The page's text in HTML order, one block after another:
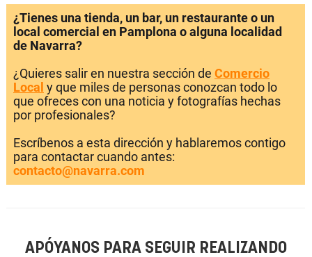
¿Tienes una tienda, un bar, un restaurante o un
local comercial en Pamplona o alguna localidad
de Navarra?
¿Quieres salir en nuestra sección de Comercio
Local y que miles de personas conozcan todo lo
que ofreces con una noticia y fotografías hechas
por profesionales?
Escríbenos a esta dirección y hablaremos contigo
para contactar cuando antes:
contacto@navarra.com
APÓYANOS PARA SEGUIR REALIZANDO